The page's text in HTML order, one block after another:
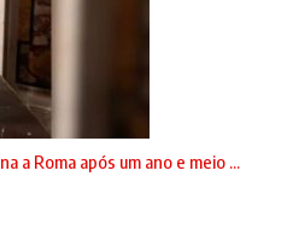
a Roma após um ano e meio ...